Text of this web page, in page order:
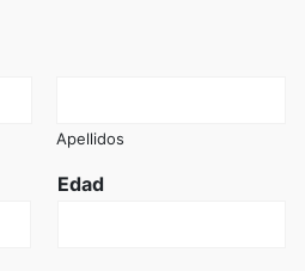
Apellidos
Edad